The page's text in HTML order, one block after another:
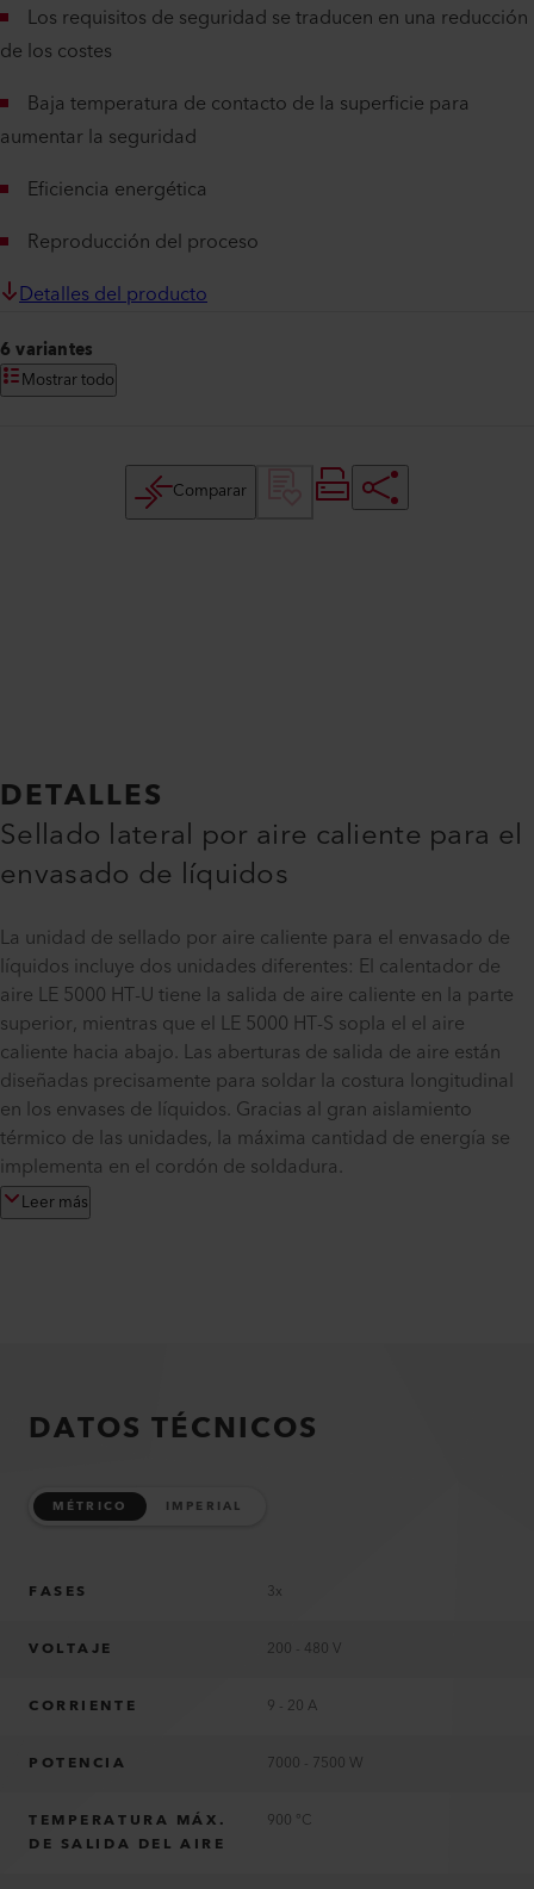
Los requisitos de seguridad se traducen en una reducción
de los costes
Baja temperatura de contacto de la superficie para
aumentar la seguridad
Eficiencia energética
Reproducción del proceso
Detalles del producto
6 variantes
Mostrar todo
Comparar
DETALLES
Sellado lateral por aire caliente para el
envasado de líquidos
La unidad de sellado por aire caliente para el envasado de
líquidos incluye dos unidades diferentes: El calentador de
aire LE 5000 HT-U tiene la salida de aire caliente en la parte
superior, mientras que el LE 5000 HT-S sopla el el aire
caliente hacia abajo. Las aberturas de salida de aire están
diseñadas precisamente para soldar la costura longitudinal
en los envases de líquidos. Gracias al gran aislamiento
térmico de las unidades, la máxima cantidad de energía se
implementa en el cordón de soldadura.
Leer más
DATOS TÉCNICOS
MÉTRICO IMPERIAL
FASES 3x
VOLTAJE 200 - 480 V
CORRIENTE 9 - 20 A
POTENCIA 7000 - 7500 W
TEMPERATURA MÁX.
DE SALIDA DEL AIRE
900 °C